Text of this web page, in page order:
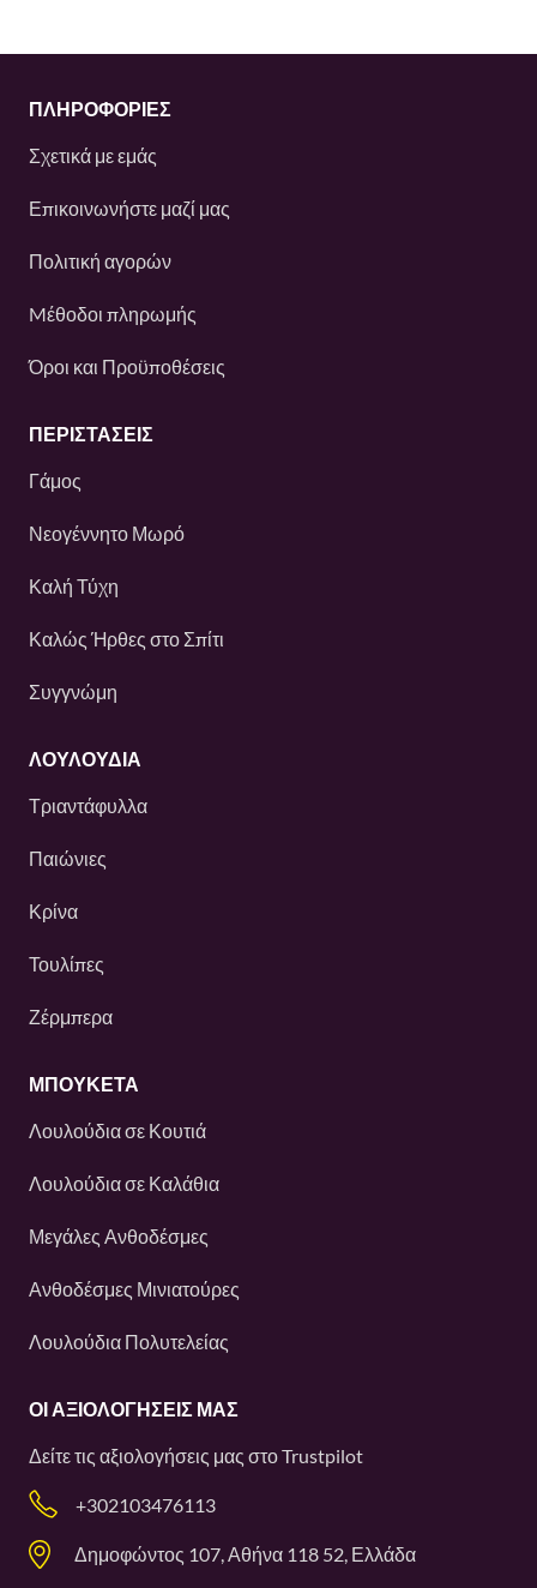
ΠΛΗΡΟΦΟΡΙΕΣ
Σχετικά με εμάς
Επικοινωνήστε μαζί μας
Πολιτική αγορών
Mέθοδοι πληρωμής
Όροι και Προϋποθέσεις
ΠΕΡΙΣΤΆΣΕΙΣ
Γάμος
Νεογέννητο Μωρό
Καλή Τύχη
Καλώς Ήρθες στο Σπίτι
Συγγνώμη
ΛΟΥΛΟΎΔΙΑ
Τριαντάφυλλα
Παιώνιες
Κρίνα
Τουλίπες
Ζέρμπερα
ΜΠΟΥΚΕΤΑ
Λουλούδια σε Κουτιά
Λουλούδια σε Καλάθια
Μεγάλες Ανθοδέσμες
Ανθοδέσμες Μινιατούρες
Λουλούδια Πολυτελείας
ΟΙ ΑΞΙΟΛΟΓΉΣΕΙΣ ΜΑΣ
Δείτε τις αξιολογήσεις μας στοTrustpilot
+302103476113
Δημοφώντος 107, Αθήνα 118 52, Ελλάδα